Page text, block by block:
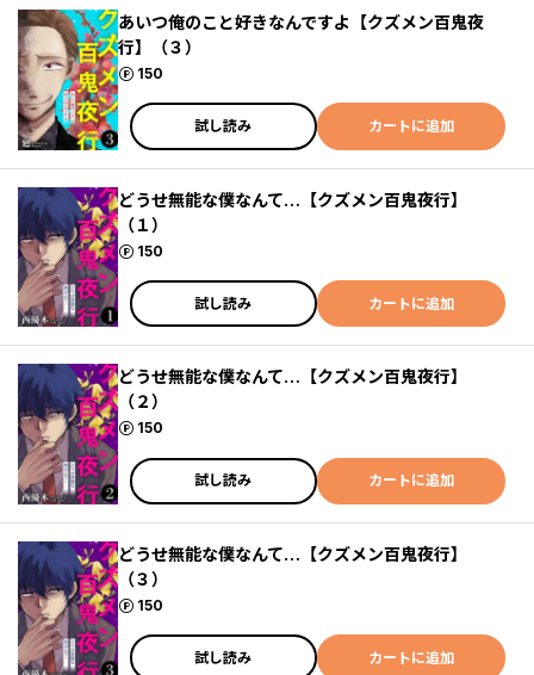
あいつ俺のこと好きなんですよ【クズメン百鬼夜
行】（３）
150
ポイント
試し読み カートに追加
どうせ無能な僕なんて…【クズメン百鬼夜行】
（１）
150
ポイント
試し読み カートに追加
どうせ無能な僕なんて…【クズメン百鬼夜行】
（２）
150
ポイント
試し読み カートに追加
どうせ無能な僕なんて…【クズメン百鬼夜行】
（３）
150
ポイント
試し読み カートに追加